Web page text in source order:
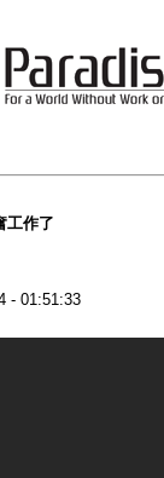
工作了
- 01:51:33